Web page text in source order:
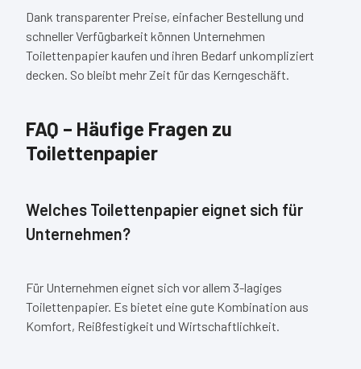
Dank transparenter Preise, einfacher Bestellung und
schneller Verfügbarkeit können Unternehmen
Toilettenpapier kaufen und ihren Bedarf unkompliziert
decken. So bleibt mehr Zeit für das Kerngeschäft.
FAQ – Häufige Fragen zu
Toilettenpapier
Welches Toilettenpapier eignet sich für
Unternehmen?
Für Unternehmen eignet sich vor allem 3-lagiges
Toilettenpapier. Es bietet eine gute Kombination aus
Komfort, Reißfestigkeit und Wirtschaftlichkeit.